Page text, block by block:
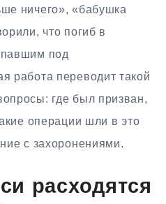
ничего», «бабушка
что погиб в
под
работа переводит такой
где был призван,
операции шли в это
с захоронениями.
расходятся